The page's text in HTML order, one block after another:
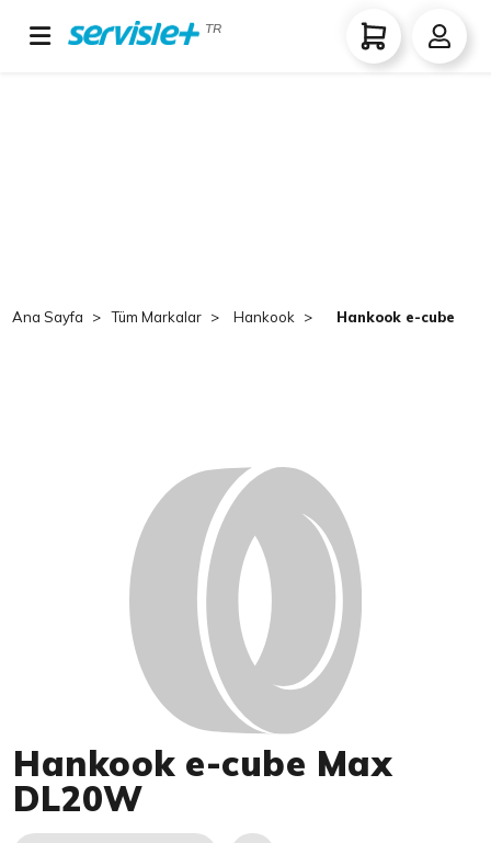
TR
Ana Sayfa Tüm Markalar Hankook Hankook e-cube
Hankook e-cube Max
DL20W